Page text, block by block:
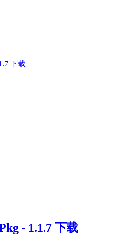
- 1.1.7 下载